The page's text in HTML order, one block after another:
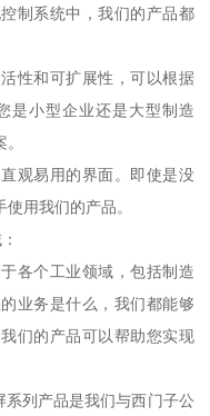
制系统中，我们的产品都
性和可扩展性，可以根据
是小型企业还是大型制造
观易用的界面。即使是没
用我们的产品。
各个工业领域，包括制造
业务是什么，我们都能够
们的产品可以帮助您实现
产品是我们与西门子公